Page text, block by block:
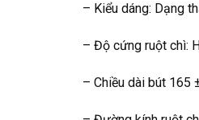
– Kiểu dáng: Dạng
– Độ cứng ruột chì:
– Chiều dài bút 165